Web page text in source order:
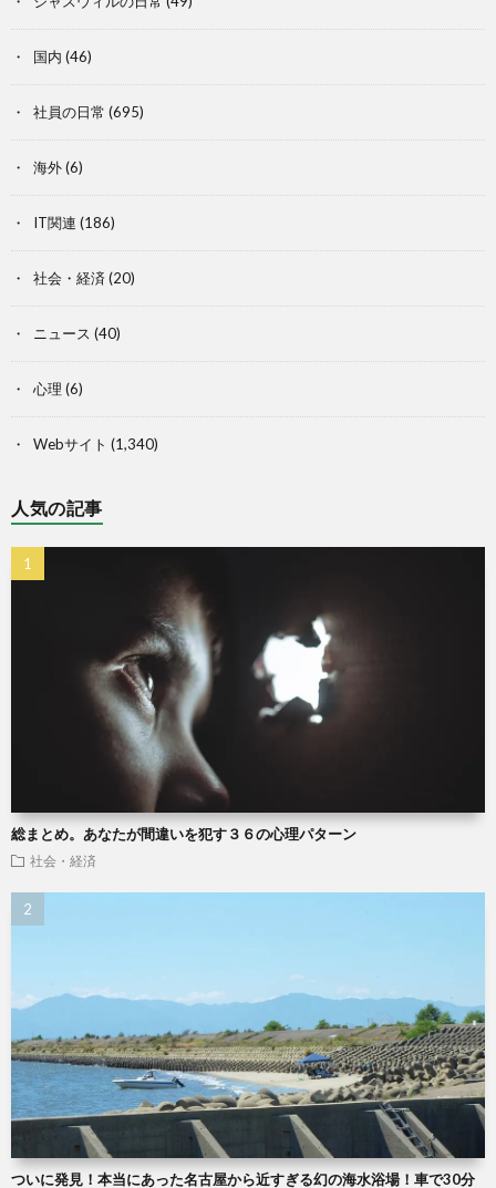
国内 (46)
社員の日常 (695)
海外(6)
IT関連 (186)
社会・経済 (20)
ニュース (40)
心理 (6)
Webサイト (1,340)
人気の記事
総まとめ。あなたが間違いを犯す３６の心理パターン
社会・経済
ついに発見！本当にあった名古屋から近すぎる幻の海水浴場！車で30分